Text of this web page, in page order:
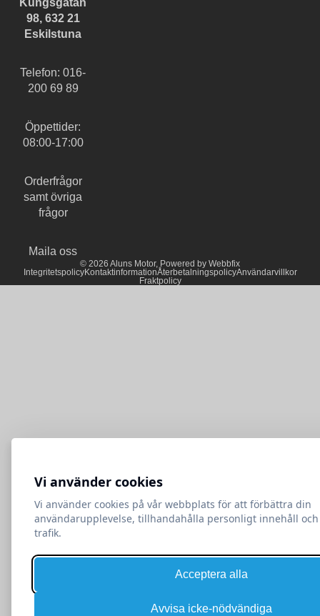
Vi använder cookies
Vi använder cookies på vår webbplats för att förbättra din
användarupplevelse, tillhandahålla personligt innehåll
trafik.
Acceptera alla
Avvisa icke-nödvändiga
98, 632 21
Eskilstuna
Telefon: 016-
200 69 89
Öppettider:
08:00-17:00
Orderfrågor
samt övriga
frågor
Maila oss
© 2026 Aluns Motor, Powered by Webbfix
IntegritetspolicyKontaktinformationÅterbetalningspolicyAnvändarvillkor
Fraktpolicy